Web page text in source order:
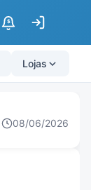
$
Lojas
08/06/2026